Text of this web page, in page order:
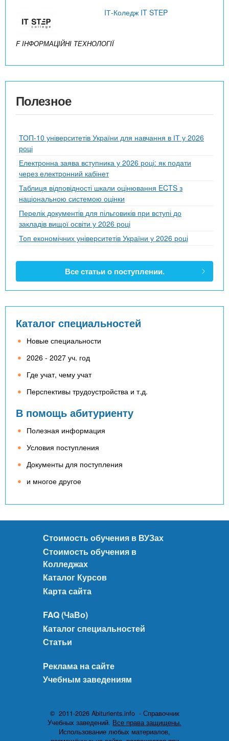
IТ-Коледж IT STEP
F ІНФОРМАЦІЙНІ ТЕХНОЛОГІЇ
Полезное
ТОП-10 університетів України для навчання в ІТ у 2026
році
Електронна заява вступника у 2026 році: як подати
через електронний кабінет
Таблиця відповідності шкали оцінювання ECTS з
національною системою оцінки
Перелік документів для пільговиків при вступі до
закладів вищої освіти у 2026 році
Топ економічних університетів України у 2026 році
Все статьи о поступлении.
Каталог специальностей
Новые специальности
2026 - 2027 уч. год
Где учат, чему учат
Перспективы трудоустройства и т.д.
В помощь абитуриенту
Полезная информация
Условия поступления
Документы для поступления
и многое другое
Стоимость обучения в ВУЗах
Стоимость обучения в
Колледжах
Каталог Курсов
Карта сайта
FAQ (ЧаВо)
Каталог специальностей
Статьи
Реклама на сайте
Учебным заведениям
© 2011-2026 Abiturients.info - Справочник
Учебных заведений. Все права защищены.
Использование любых материалов,